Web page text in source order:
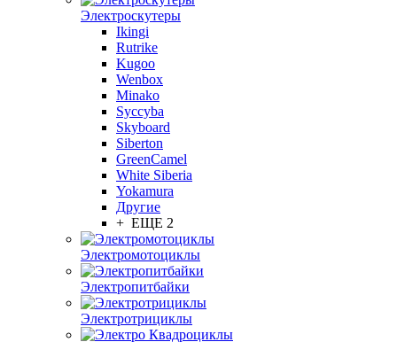
Электроскутеры
Ikingi
Rutrike
Kugoo
Wenbox
Minako
Syccyba
Skyboard
Siberton
GreenCamel
White Siberia
Yokamura
Другие
+ ЕЩЕ 2
Электромотоциклы
Электропитбайки
Электротрициклы